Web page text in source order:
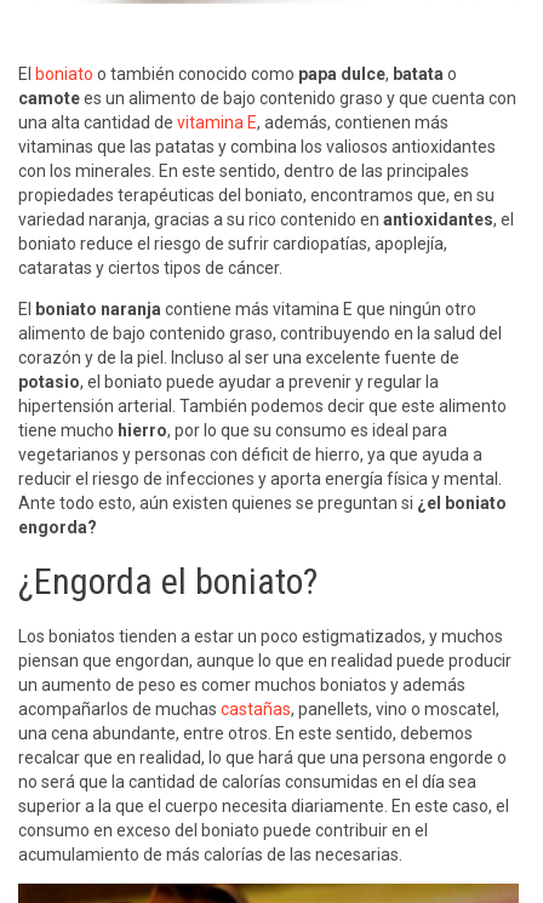
El boniato o también conocido como papa dulce, batata o
camotees un alimento de bajo contenido graso y que cuenta con
una alta cantidad de vitamina E, además, contienen más
vitaminas que las patatas y combina los valiosos antioxidantes
con los minerales. En este sentido, dentro de las principales
propiedades terapéuticas del boniato, encontramos que, en su
variedad naranja, gracias a su rico contenido en antioxidantes, el
boniato reduce el riesgo de sufrir cardiopatías, apoplejía,
cataratas y ciertos tipos de cáncer.
El boniato naranja contiene más vitamina E que ningún otro
alimento de bajo contenido graso, contribuyendo en la salud del
corazón y de la piel. Incluso al ser una excelente fuente de
potasio, el boniato puede ayudar a prevenir y regular la
hipertensión arterial. También podemos decir que este alimento
tiene mucho hierro, por lo que su consumo es ideal para
vegetarianos y personas con déficit de hierro, ya que ayuda a
reducir el riesgo de infecciones y aporta energía física y mental.
Ante todo esto, aún existen quienes se preguntan si ¿el boniato
engorda?
¿Engorda el boniato?
Los boniatos tienden a estar un poco estigmatizados, y muchos
piensan que engordan, aunque lo que en realidad puede producir
un aumento de peso es comer muchos boniatos y además
acompañarlos de muchas castañas, panellets, vino o moscatel,
una cena abundante, entre otros. En este sentido, debemos
recalcar que en realidad, lo que hará que una persona engorde o
no será que la cantidad de calorías consumidas en el día sea
superior a la que el cuerpo necesita diariamente. En este caso, el
consumo en exceso del boniato puede contribuir en el
acumulamiento de más calorías de las necesarias.